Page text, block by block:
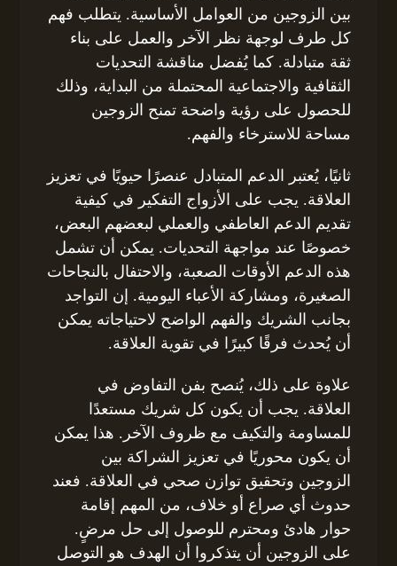
بين الزوجين من العوامل الأساسية. يتطلب فهم
كل طرف لوجهة نظر الآخر والعمل على بناء
ثقة متبادلة. كما يُفضل مناقشة التحديات
الثقافية والاجتماعية المحتملة من البداية، وذلك
للحصول على رؤية واضحة تمنح الزوجين
مساحة للاسترخاء والفهم.
ثانيًا، يُعتبر الدعم المتبادل عنصرًا حيويًا في تعزيز
العلاقة. يجب على الأزواج التفكير في كيفية
تقديم الدعم العاطفي والعملي لبعضهم البعض،
خصوصًا عند مواجهة التحديات. يمكن أن تشمل
هذه الدعم الأوقات الصعبة، والاحتفال بالنجاحات
الصغيرة، ومشاركة الأعباء اليومية. إن التواجد
بجانب الشريك والفهم الواضح لاحتياجاته يمكن
أن يُحدث فرقًا كبيرًا في تقوية العلاقة.
علاوة على ذلك، يُنصح بفن التفاوض في
العلاقة. يجب أن يكون كل شريك مستعدًا
للمساومة والتكيف مع ظروف الآخر. هذا يمكن
أن يكون محوريًا في تعزيز الشراكة بين
الزوجين وتحقيق توازن صحي في العلاقة. فعند
حدوث أي صراع أو خلاف، من المهم إقامة
حوار هادئ ومحترم للوصول إلى حل مرضٍ.
على الزوجين أن يتذكروا أن الهدف هو التوصل